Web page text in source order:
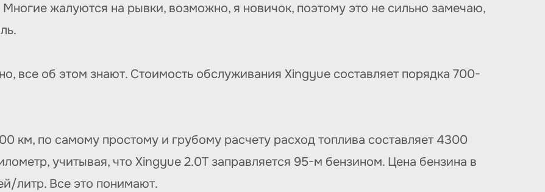
жалуются на рывки, возможно, я новичок, поэтому это не сильно замечаю,
все об этом знают. Стоимость обслуживания Xingyue составляет порядка 700-
км, по самому простому и грубому расчету расход топлива составляет 4300
учитывая, что Xingyue 2.0T заправляется 95-м бензином. Цена бензина в
литр. Все это понимают.